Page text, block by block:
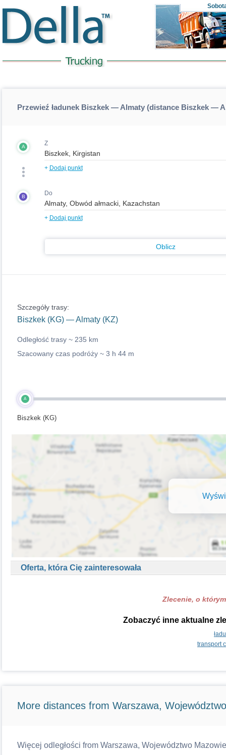
Przewieź ładunek Biszkek — Almaty (distance Biszkek —
A Z
+ Dodaj punkt
B Do
+ Dodaj punkt
Oblicz
Szczegóły trasy:
Biszkek (KG) — Almaty (KZ)
Odległość trasy ~ 235 km
Szacowany czas podróży ~ 3 h 44 m
A
Biszkek (KG)
Oferta, która Cię zainteresowała
Zlecenie, o
Zobaczyć inne aktualne
transport
More distances from Warszawa,
Więcej odległości from Warszawa, Województwo